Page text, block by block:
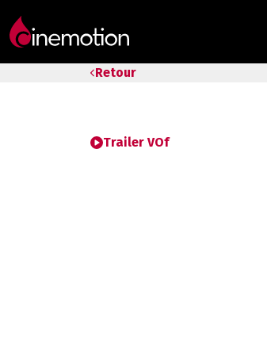
Retour
Trailer VOf
Bons cadeaux